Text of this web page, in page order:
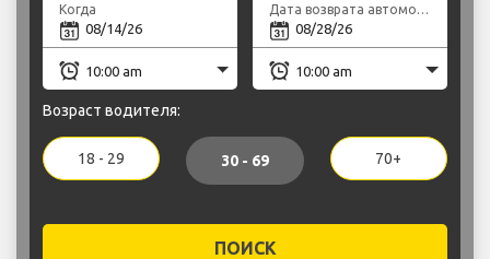
Когда Дата возврата автомобиля
Возраст водителя:
18 - 29 30 - 69 70+
ПОИСК